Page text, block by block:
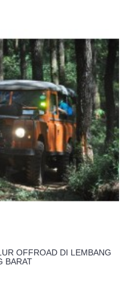
OFFROAD DI LEMBANG
BARAT